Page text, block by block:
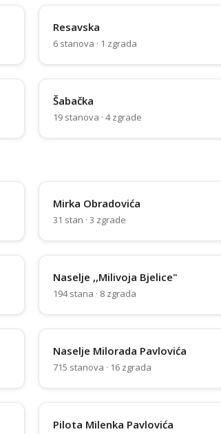
Resavska
6 stanova · 1 zgrada
Šabačka
19 stanova · 4 zgrade
Mirka Obradovića
31 stan · 3 zgrade
Naselje ,,Milivoja Bjelice"
194 stana · 8 zgrada
Naselje Milorada Pavlovića
715 stanova · 16 zgrada
Pilota Milenka Pavlovića